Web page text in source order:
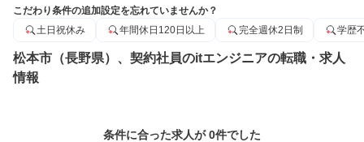
こだわり条件の追加設定を忘れていませんか？
土日祝休み
年間休日120日以上 完全週休2日制 学歴
松本市（長野県）、契約社員のitエンジニアの転職・求人
情報
条件に合った求人が 0件でした